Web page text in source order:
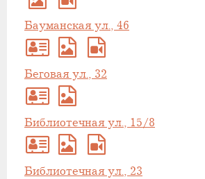
Бауманская ул., 46
Беговая ул., 32
Библиотечная ул., 15/8
Библиотечная ул., 23